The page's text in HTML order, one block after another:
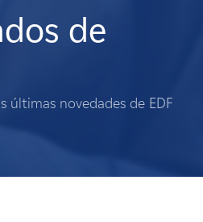
de
últimas novedades de EDF